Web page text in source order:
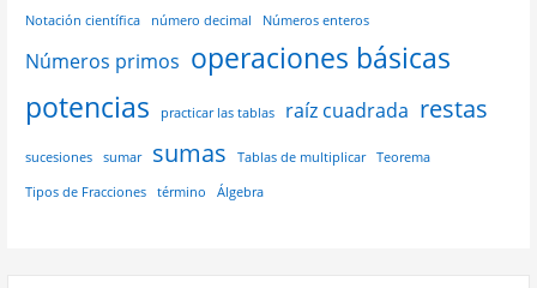
Notación científica número decimal Números enteros
Números primos operaciones básicas
potencias
practicar las tablas raíz cuadrada restas
sucesiones sumar sumas Tablas de multiplicar Teorema
Tipos de Fracciones término Álgebra